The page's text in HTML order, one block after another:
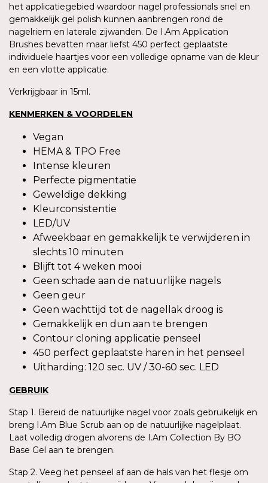
het applicatiegebied waardoor nagel professionals snel en
gemakkelijk gel polish kunnen aanbrengen rond de
nagelriem en laterale zijwanden. De I.Am Application
Brushes bevatten maar liefst 450 perfect geplaatste
individuele haartjes voor een volledige opname van de kleur
en een vlotte applicatie.
Verkrijgbaar in 15ml.
KENMERKEN & VOORDELEN
Vegan
HEMA & TPO Free
Intense kleuren
Perfecte pigmentatie
Geweldige dekking
Kleurconsistentie
LED/UV
Afweekbaar en gemakkelijk te verwijderen in
slechts 10 minuten
Blijft tot 4 weken mooi
Geen schade aan de natuurlijke nagels
Geen geur
Geen wachttijd tot de nagellak droog is
Gemakkelijk en dun aan te brengen
Contour cloning applicatie penseel
450 perfect geplaatste haren in het penseel
Uitharding: 120 sec. UV / 30-60 sec. LED
GEBRUIK
Stap 1. Bereid de natuurlijke nagel voor zoals gebruikelijk en
breng I.Am Blue Scrub aan op de natuurlijke nagelplaat.
Laat volledig drogen alvorens de I.Am Collection By BO
Base Gel aan te brengen.
Stap 2. Veeg het penseel af aan de hals van het flesje om